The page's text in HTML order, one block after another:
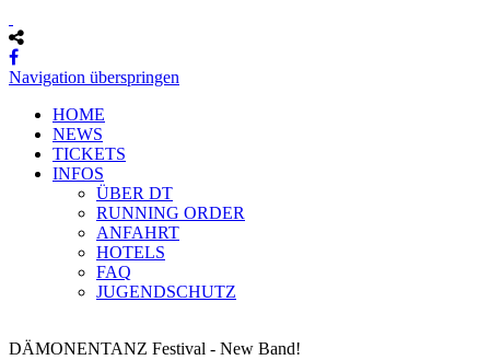
Navigation überspringen
HOME
NEWS
TICKETS
INFOS
ÜBER DT
RUNNING ORDER
ANFAHRT
HOTELS
FAQ
JUGENDSCHUTZ
DÄMONENTANZ Festival - New Band!